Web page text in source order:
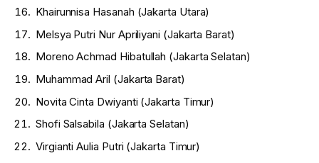
Khairunnisa Hasanah (Jakarta Utara)
Melsya Putri Nur Apriliyani (Jakarta Barat)
Moreno Achmad Hibatullah (Jakarta Selatan)
Muhammad Aril (Jakarta Barat)
Novita Cinta Dwiyanti (Jakarta Timur)
Shofi Salsabila (Jakarta Selatan)
Virgianti Aulia Putri (Jakarta Timur)